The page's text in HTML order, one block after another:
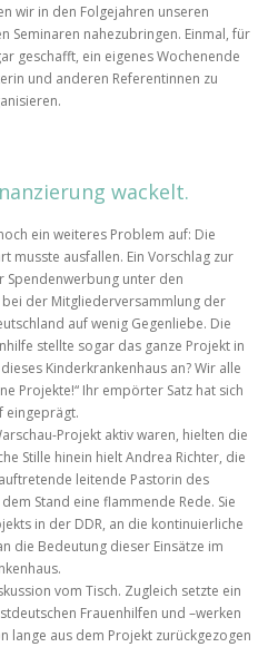
wir in den Folgejahren unseren
Seminaren nahezubringen. Einmal, für
geschafft, ein eigenes Wochenende
und anderen Referentinnen zu
wackelt.
ein weiteres Problem auf: Die
musste ausfallen. Ein Vorschlag zur
Spendenwerbung unter den
der Mitgliederversammlung der
auf wenig Gegenliebe. Die
stellte sogar das ganze Projekt in
Kinderkrankenhaus an? Wir alle
Projekte!“ Ihr empörter Satz hat sich
eingeprägt.
Projekt aktiv waren, hielten die
Stille hinein hielt Andrea Richter, die
leitende Pastorin des
Stand eine flammende Rede. Sie
in der DDR, an die kontinuierliche
die Bedeutung dieser Einsätze im
vom Tisch. Zugleich setzte ein
Frauenhilfen und –werken
lange aus dem Projekt zurückgezogen